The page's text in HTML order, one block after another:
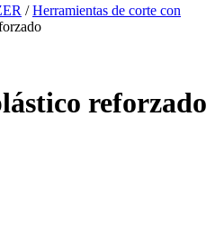
/Herramientas de corte con
reforzado